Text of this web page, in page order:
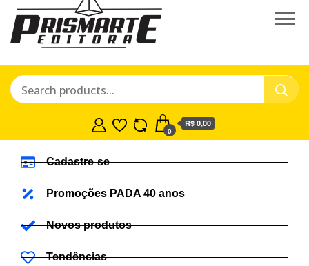
EDITORA
Se inspire com LIVROS E
0
R$ 0,00
Cadastre-se
Promoções PADA 40 anos
Novos produtos
Tendências